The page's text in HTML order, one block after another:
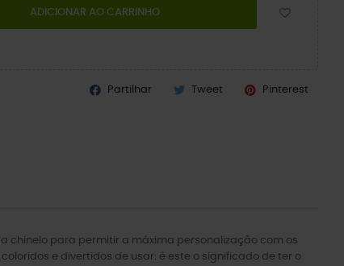
ADICIONAR AO CARRINHO
Partilhar Tweet Pinterest
chinelo para permitir a máxima personalização com os
e divertidos de usar: é este o significado de ter o